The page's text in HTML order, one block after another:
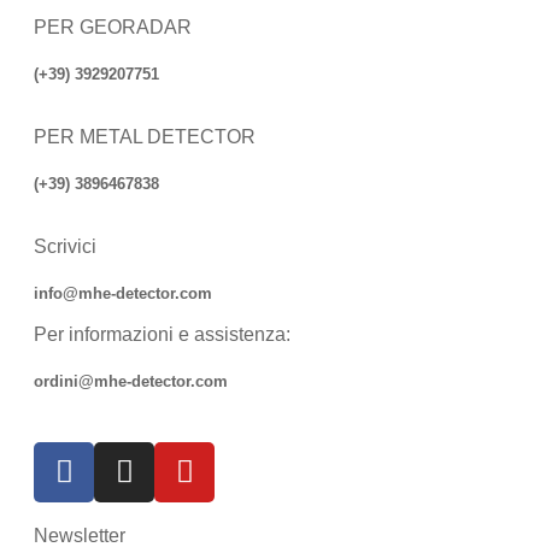
PER GEORADAR
(+39) 3929207751
PER METAL DETECTOR
(+39) 3896467838
Scrivici
info@mhe-detector.com
Per informazioni e assistenza:
ordini@mhe-detector.com
Newsletter